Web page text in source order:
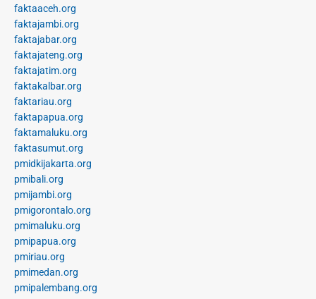
faktaaceh.org
faktajambi.org
faktajabar.org
faktajateng.org
faktajatim.org
faktakalbar.org
faktariau.org
faktapapua.org
faktamaluku.org
faktasumut.org
pmidkijakarta.org
pmibali.org
pmijambi.org
pmigorontalo.org
pmimaluku.org
pmipapua.org
pmiriau.org
pmimedan.org
pmipalembang.org